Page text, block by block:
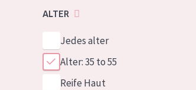
ALTER
Jedes alter
Alter: 35 to 55
Reife Haut